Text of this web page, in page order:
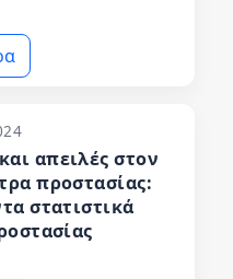
απειλές στον
προστασίας:
στατιστικά